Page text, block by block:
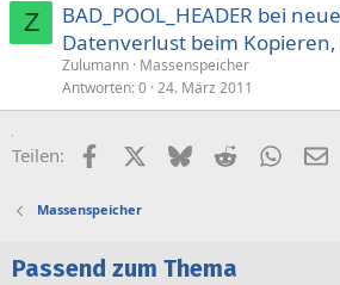
Z
BAD_POOL_HEADER bei
Datenverlust beim Kopieren,
Zulumann Massenspeicher
Antworten 0 24. März 2011
Teilen: FacebookX (Twitter)
BlueskyReddit
Massenspeicher
Passend zum Thema